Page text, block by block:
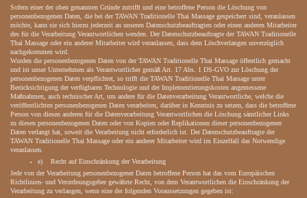
Sofern einer der oben genannten Gründe zutrifft und eine betroffene Person die Löschung von
personenbezogenen Daten, die bei der TAWAN Traditionelle Thai Massage gespeichert sind, veranlassen
möchte, kann sie sich hierzu jederzeit an unseren Datenschutzbeauftragten oder einen anderen Mitarbeiter
des für die Verarbeitung Verantwortlichen wenden. Der Datenschutzbeauftragte der TAWAN Traditionelle
Thai Massage oder ein anderer Mitarbeiter wird veranlassen, dass dem Löschverlangen unverzüglich
nachgekommen wird.
Wurden die personenbezogenen Daten von der TAWAN Traditionelle Thai Massage öffentlich gemacht
und ist unser Unternehmen als Verantwortlicher gemäß Art. 17 Abs. 1 DS-GVO zur Löschung der
personenbezogenen Daten verpflichtet, so trifft die TAWAN Traditionelle Thai Massage unter
Berücksichtigung der verfügbaren Technologie und der Implementierungskosten angemessene
Maßnahmen, auch technischer Art, um andere für die Datenverarbeitung Verantwortliche, welche die
veröffentlichten personenbezogenen Daten verarbeiten, darüber in Kenntnis zu setzen, dass die betroffene
Person von diesen anderen für die Datenverarbeitung Verantwortlichen die Löschung sämtlicher Links
zu diesen personenbezogenen Daten oder von Kopien oder Replikationen dieser personenbezogenen
Daten verlangt hat, soweit die Verarbeitung nicht erforderlich ist. Der Datenschutzbeauftragte der
TAWAN Traditionelle Thai Massage oder ein anderer Mitarbeiter wird im Einzelfall das Notwendige
veranlassen.
e) Recht auf Einschränkung der Verarbeitung
Jede von der Verarbeitung personenbezogener Daten betroffene Person hat das vom Europäischen
Richtlinien- und Verordnungsgeber gewährte Recht, von dem Verantwortlichen die Einschränkung der
Verarbeitung zu verlangen, wenn eine der folgenden Voraussetzungen gegeben ist: